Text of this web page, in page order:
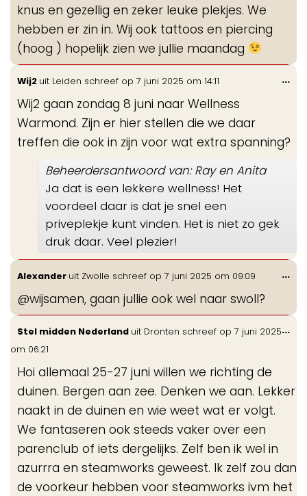
knus en gezellig en zeker leuke plekjes. We
hebben er zin in. Wij ook tattoos en piercing
(hoog ) hopelijk zien we jullie maandag
Wij2 uit Leiden schreef op 7 juni 2025 om 14:11
Wij2 gaan zondag 8 juni naar Wellness
Warmond. Zijn er hier stellen die we daar
treffen die ook in zijn voor wat extra spanning?
Beheerdersantwoord van: Ray en Anita
Ja dat is een lekkere wellness! Het
voordeel daar is dat je snel een
priveplekje kunt vinden. Het is niet zo gek
druk daar. Veel plezier!
...
Alexander uit Zwolle schreef op 7 juni 2025 om 09:09
@wijsamen, gaan jullie ook wel naar swoll?
...
Stel midden Nederland uit Dronten schreef op 7 juni 2025
om 06:21
Hoi allemaal 25-27 juni willen we richting de
duinen. Bergen aan zee. Denken we aan. Lekker
naakt in de duinen en wie weet wat er volgt.
We fantaseren ook steeds vaker over een
parenclub of iets dergelijks. Zelf ben ik wel in
azurrra en steamworks geweest. Ik zelf zou dan
de voorkeur hebben voor steamworks ivm het
...